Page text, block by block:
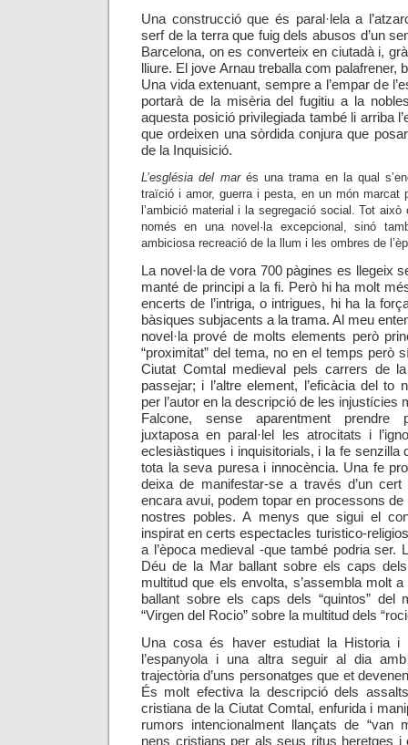
Una construcció que és paral·lela a
serf de la terra que fuig dels abusos d’un
Barcelona, on es converteix en ciutadà i,
lliure. El jove Arnau treballa com palafrener,
Una vida extenuant, sempre a l’empar de
portarà de la misèria del fugitiu a la
aquesta posició privilegiada també li arriba
que ordeixen una sòrdida conjura que
de la Inquisició.
L’església del marés una trama en la qual
traïció i amor, guerra i pesta, en un món marcat
l’ambició material i la segregació social. Tot
només en una novel·la excepcional, sinó
ambiciosa recreació de la llum i les ombres de
La novel·la de vora 700 pàgines es llegeix
manté de principi a la fi. Però hi ha molt
encerts de l’intriga, o intrigues, hi ha la
bàsiques subjacents a la trama. Al meu
novel·la prové de molts elements però
“proximitat” del tema, no en el temps però
Ciutat Comtal medieval pels carrers de
passejar; i l’altre element, l’eficàcia del to
per l’autor en la descripció de les injustícies
Falcone, sense aparentment prendre
juxtaposa en paral·lel les atrocitats i
eclesiàstiques i inquisitorials, i la fe senzilla
tota la seva puresa i innocència. Una fe
deixa de manifestar-se a través d’un cert
encara avui, podem topar en processons
nostres pobles. A menys que sigui el
inspirat en certs espectacles turistico-
a l’època medieval -que també podria ser.
Déu de la Mar ballant sobre els caps
multitud que els envolta, s’assembla molt a
ballant sobre els caps dels “quintos”
“Virgen del Rocio” sobre la multitud dels
Una cosa és haver estudiat la Historia i
l’espanyola i una altra seguir al dia
trajectòria d’uns personatges que et
És molt efectiva la descripció dels
cristiana de la Ciutat Comtal, enfurida i
rumors intencionalment llançats de “van
nens cristians per als seus ritus heretges i